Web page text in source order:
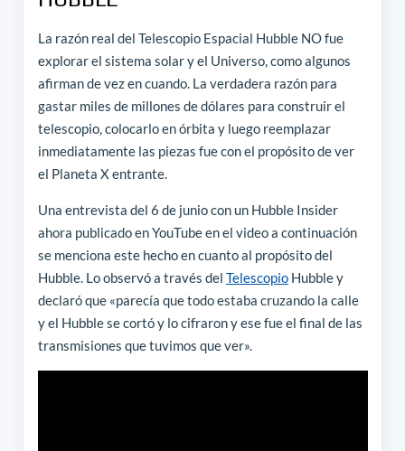
La razón real del Telescopio Espacial Hubble NO fue
explorar el sistema solar y el Universo, como algunos
afirman de vez en cuando. La verdadera razón para
gastar miles de millones de dólares para construir el
telescopio, colocarlo en órbita y luego reemplazar
inmediatamente las piezas fue con el propósito de ver
el Planeta X entrante.
Una entrevista del 6 de junio con un Hubble Insider
ahora publicado en YouTube en el video a continuación
se menciona este hecho en cuanto al propósito del
Hubble. Lo observó a través del TelescopioHubble y
declaró que «parecía que todo estaba cruzando la calle
y el Hubble se cortó y lo cifraron y ese fue el final de las
transmisiones que tuvimos que ver».